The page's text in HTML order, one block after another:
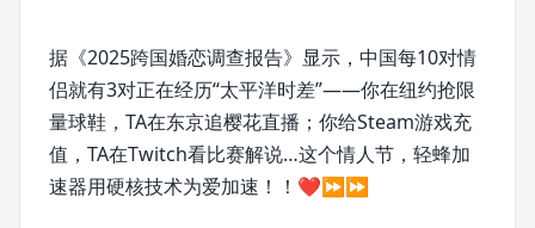
据《2025跨国婚恋调查报告》显示，中国每10对情
侣就有3对正在经历“太平洋时差”——你在纽约抢限
量球鞋，TA在东京追樱花直播；你给Steam游戏充
值，TA在Twitch看比赛解说…这个情人节，轻蜂加
速器用硬核技术为爱加速！！❤️⏩⏩